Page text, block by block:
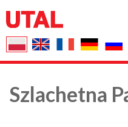
Szlachetna